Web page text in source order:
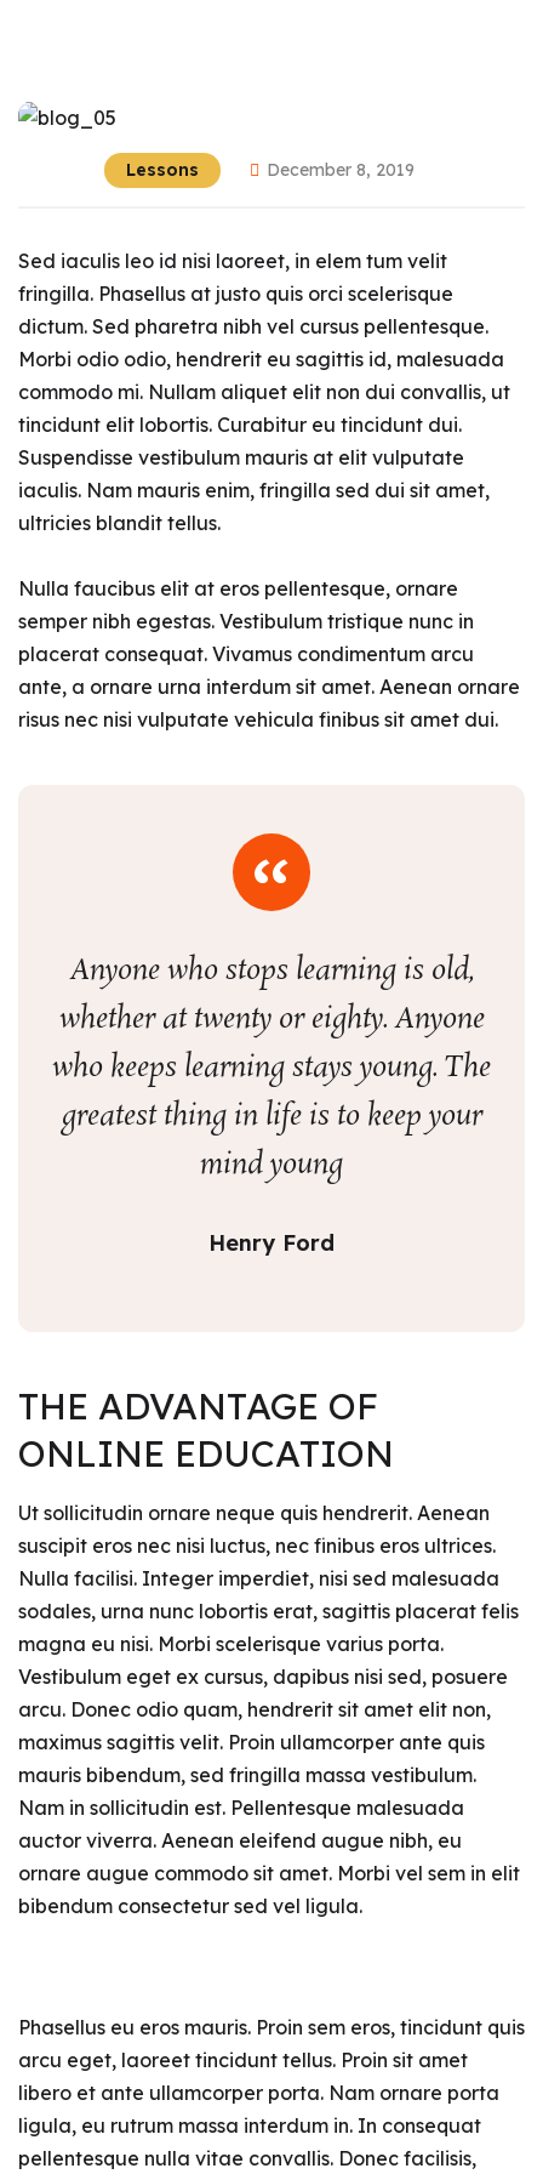
Lessons December 8, 2019
Sed iaculis leo id nisi laoreet, in elem tum velit
fringilla. Phasellus at justo quis orci scelerisque
dictum. Sed pharetra nibh vel cursus pellentesque.
Morbi odio odio, hendrerit eu sagittis id, malesuada
commodo mi. Nullam aliquet elit non dui convallis, ut
tincidunt elit lobortis. Curabitur eu tincidunt dui.
Suspendisse vestibulum mauris at elit vulputate
iaculis. Nam mauris enim, fringilla sed dui sit amet,
ultricies blandit tellus.
Nulla faucibus elit at eros pellentesque, ornare
semper nibh egestas. Vestibulum tristique nunc in
placerat consequat. Vivamus condimentum arcu
ante, a ornare urna interdum sit amet. Aenean ornare
risus nec nisi vulputate vehicula finibus sit amet dui.
Anyone who stops learning is old,
whether at twenty or eighty. Anyone
who keeps learning stays young. The
greatest thing in life is to keep your
mind young
Henry Ford
THE ADVANTAGE OF
ONLINE EDUCATION
Ut sollicitudin ornare neque quis hendrerit. Aenean
suscipit eros nec nisi luctus, nec finibus eros ultrices.
Nulla facilisi. Integer imperdiet, nisi sed malesuada
sodales, urna nunc lobortis erat, sagittis placerat felis
magna eu nisi. Morbi scelerisque varius porta.
Vestibulum eget ex cursus, dapibus nisi sed, posuere
arcu. Donec odio quam, hendrerit sit amet elit non,
maximus sagittis velit. Proin ullamcorper ante quis
mauris bibendum, sed fringilla massa vestibulum.
Nam in sollicitudin est. Pellentesque malesuada
auctor viverra. Aenean eleifend augue nibh, eu
ornare augue commodo sit amet. Morbi vel sem in elit
bibendum consectetur sed vel ligula.
Phasellus eu eros mauris. Proin sem eros, tincidunt quis
arcu eget, laoreet tincidunt tellus. Proin sit amet
libero et ante ullamcorper porta. Nam ornare porta
ligula, eu rutrum massa interdum in. In consequat
pellentesque nulla vitae convallis. Donec facilisis,